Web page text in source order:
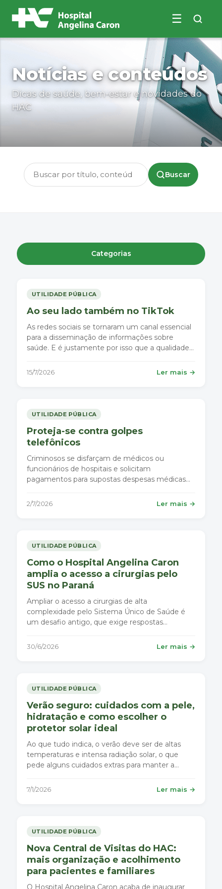
☰
Buscar no site
Notícias e conteúdos
Dicas de saúde, bem-estar e novidades do
HAC
Buscar
UTILIDADE PÚBLICA
Ao seu lado também no TikTok
As redes sociais se tornaram um canal essencial
para a disseminação de informações sobre
saúde. E é justamente por isso que a qualidade
15/7/2026 Ler mais →
UTILIDADE PÚBLICA
Proteja-se contra golpes
telefônicos
Criminosos se disfarçam de médicos ou
funcionários de hospitais e solicitam
pagamentos para supostas despesas médicas
essas práticas fraudulentas e saibam como se
2/7/2026 Ler mais →
UTILIDADE PÚBLICA
Como o Hospital Angelina Caron
amplia o acesso a cirurgias pelo
SUS no Paraná
Ampliar o acesso a cirurgias de alta
complexidade pelo Sistema Único de Saúde é
um desafio antigo, que exige respostas
30/6/2026 Ler mais →
UTILIDADE PÚBLICA
Verão seguro: cuidados com a pele,
hidratação e como escolher o
protetor solar ideal
Ao que tudo indica, o verão deve ser de altas
temperaturas e intensa radiação solar, o que
pede alguns cuidados extras para manter a
7/1/2026 Ler mais →
UTILIDADE PÚBLICA
Nova Central de Visitas do HAC:
mais organização e acolhimento
para pacientes e familiares
O Hospital Angelina Caron acaba de inaugurar
Categorias